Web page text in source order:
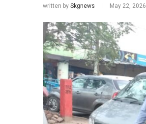
written by Skgnews May 22, 2026